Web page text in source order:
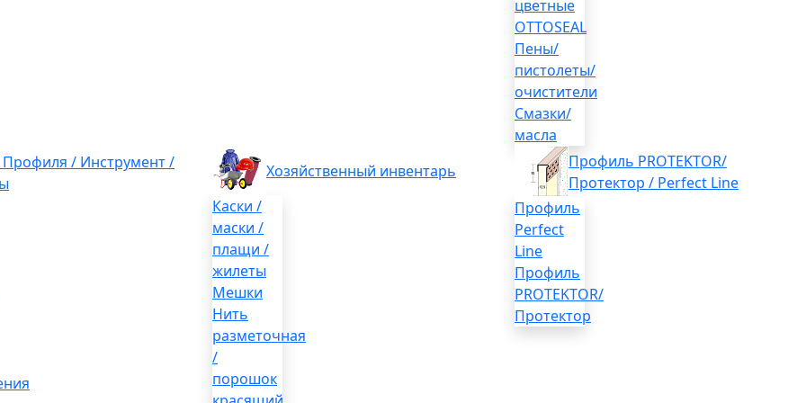
цветные
OTTOSEAL
Пены/
пистолеты/
очистители
Смазки/
масла
Профиля / Инструмент /
Хозяйственный инвентарь
Каски /
маски /
плащи /
жилеты
Мешки
Нить
разметочная
/
порошок
Профиль PROTEKTOR/
Протектор / Perfect Line
Профиль
Perfect
Line
Профиль
PROTEKTOR/
Протектор